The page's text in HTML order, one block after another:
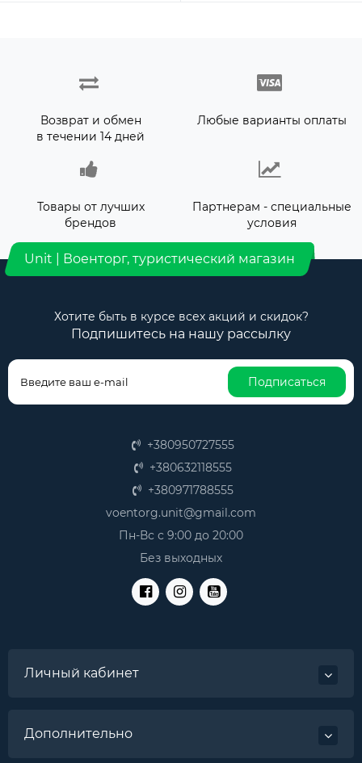
Возврат и обмен
в течении 14 дней
Любые варианты оплаты
Товары от лучших
брендов
Партнерам - специальные
условия
Unit | Военторг, туристический магазин
Хотите быть в курсе всех акций и скидок?
Подпишитесь на нашу рассылку
Подписаться
+380950727555
+380632118555
+380971788555
voentorg.unit@gmail.com
Пн-Вс с 9:00 до 20:00
Без выходных
Личный кабинет
Дополнительно